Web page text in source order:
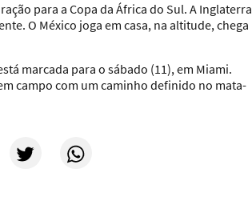
para a Copa da África do Sul. A Inglaterra
O México joga em casa, na altitude, chega
marcada para o sábado (11), em Miami.
campo com um caminho definido no mata-